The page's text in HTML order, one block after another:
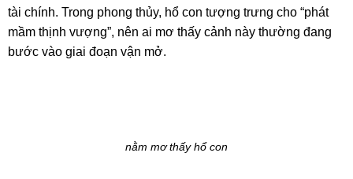
tài chính. Trong phong thủy, hổ con tượng trưng cho “phát
mầm thịnh vượng”, nên ai mơ thấy cảnh này thường đang
bước vào giai đoạn vận mở.
nằm mơ thấy hổ con